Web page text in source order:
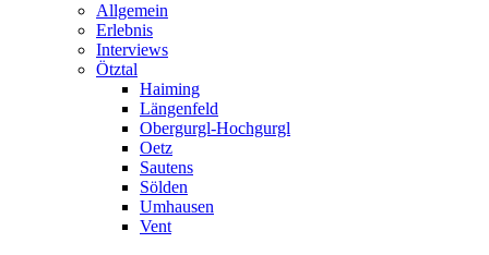
Allgemein
Erlebnis
Interviews
Ötztal
Haiming
Längenfeld
Obergurgl-Hochgurgl
Oetz
Sautens
Sölden
Umhausen
Vent